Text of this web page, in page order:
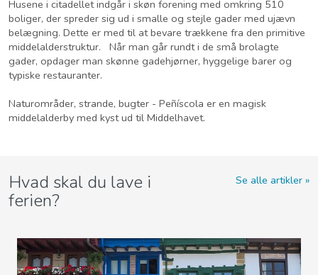
Husene i citadellet indgår i skøn forening med omkring 510
boliger, der spreder sig ud i smalle og stejle gader med ujævn
belægning. Dette er med til at bevare trækkene fra den primitive
middelalderstruktur. Når man går rundt i de små brolagte
gader, opdager man skønne gadehjørner, hyggelige barer og
typiske restauranter.
Naturområder, strande, bugter - Peñíscola er en magisk
middelalderby med kyst ud til Middelhavet.
Hvad skal du lave i
ferien?
Se alle artikler